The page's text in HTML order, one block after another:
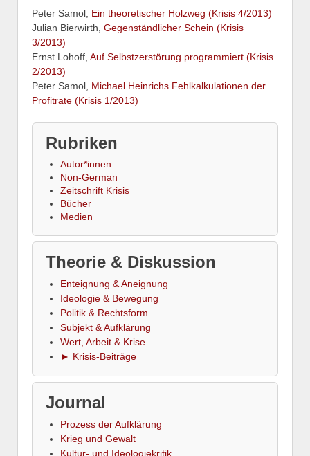
Peter Samol, Ein theoretischer Holzweg (Krisis 4/2013)
Julian Bierwirth, Gegenständlicher Schein (Krisis
3/2013)
Ernst Lohoff, Auf Selbstzerstörung programmiert (Krisis
2/2013)
Peter Samol, Michael Heinrichs Fehlkalkulationen der
Profitrate (Krisis 1/2013)
Rubriken
Autor*innen
Non-German
Zeitschrift Krisis
Bücher
Medien
Theorie & Diskussion
Enteignung & Aneignung
Ideologie & Bewegung
Politik & Rechtsform
Subjekt & Aufklärung
Wert, Arbeit & Krise
► Krisis-Beiträge
Journal
Prozess der Aufklärung
Krieg und Gewalt
Kultur- und Ideologiekritik